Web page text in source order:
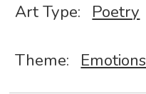
Art Type: Poetry
Theme: Emotions